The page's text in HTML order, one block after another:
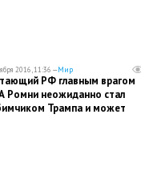
2016, 11:36 —Мир
РФ главным врагом
Ромни неожиданно стал
Трампа и может